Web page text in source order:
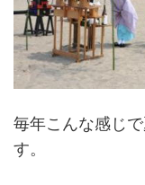
毎年こんな感じ
す。